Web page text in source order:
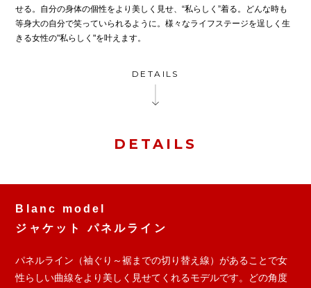
せる。自分の身体の個性をより美しく見せ、“私らしく”着る。どんな時も
等身大の自分で笑っていられるように。様々なライフステージを逞しく生
きる女性の"私らしく"を叶えます。
DETAILS
DETAILS
Blanc model
ジャケット パネルライン
パネルライン（袖ぐり～裾までの切り替え線）があることで女
性らしい曲線をより美しく見せてくれるモデルです。どの角度